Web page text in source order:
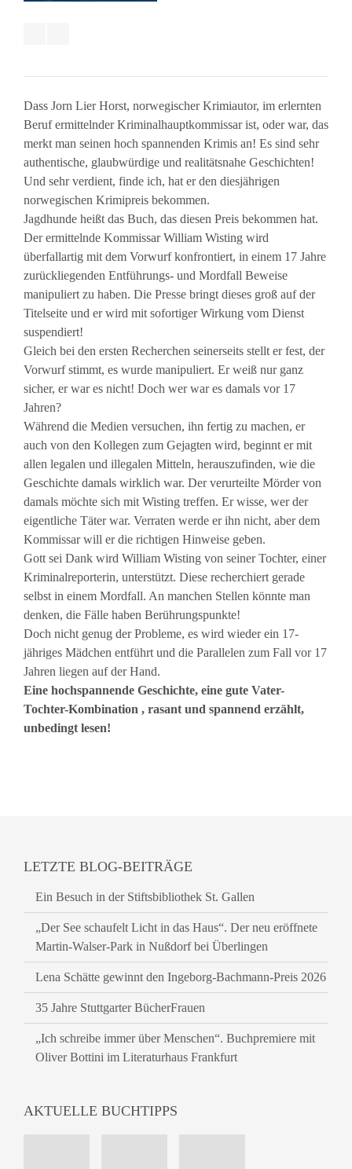
Dass Jorn Lier Horst, norwegischer Krimiautor, im erlernten
Beruf ermittelnder Kriminalhauptkommissar ist, oder war, das
merkt man seinen hoch spannenden Krimis an! Es sind sehr
authentische, glaubwürdige und realitätsnahe Geschichten!
Und sehr verdient, finde ich, hat er den diesjährigen
norwegischen Krimipreis bekommen.
Jagdhunde heißt das Buch, das diesen Preis bekommen hat.
Der ermittelnde Kommissar William Wisting wird
überfallartig mit dem Vorwurf konfrontiert, in einem 17 Jahre
zurückliegenden Entführungs- und Mordfall Beweise
manipuliert zu haben. Die Presse bringt dieses groß auf der
Titelseite und er wird mit sofortiger Wirkung vom Dienst
suspendiert!
Gleich bei den ersten Recherchen seinerseits stellt er fest, der
Vorwurf stimmt, es wurde manipuliert. Er weiß nur ganz
sicher, er war es nicht! Doch wer war es damals vor 17
Jahren?
Während die Medien versuchen, ihn fertig zu machen, er
auch von den Kollegen zum Gejagten wird, beginnt er mit
allen legalen und illegalen Mitteln, herauszufinden, wie die
Geschichte damals wirklich war. Der verurteilte Mörder von
damals möchte sich mit Wisting treffen. Er wisse, wer der
eigentliche Täter war. Verraten werde er ihn nicht, aber dem
Kommissar will er die richtigen Hinweise geben.
Gott sei Dank wird William Wisting von seiner Tochter, einer
Kriminalreporterin, unterstützt. Diese recherchiert gerade
selbst in einem Mordfall. An manchen Stellen könnte man
denken, die Fälle haben Berührungspunkte!
Doch nicht genug der Probleme, es wird wieder ein 17-
jähriges Mädchen entführt und die Parallelen zum Fall vor 17
Jahren liegen auf der Hand.
Eine hochspannende Geschichte, eine gute Vater-
Tochter-Kombination , rasant und spannend erzählt,
unbedingt lesen!
LETZTE BLOG-BEITRÄGE
Ein Besuch in der Stiftsbibliothek St. Gallen
„Der See schaufelt Licht in das Haus“. Der neu eröffnete
Martin-Walser-Park in Nußdorf bei Überlingen
Lena Schätte gewinnt den Ingeborg-Bachmann-Preis 2026
35 Jahre Stuttgarter BücherFrauen
„Ich schreibe immer über Menschen“. Buchpremiere mit
Oliver Bottini im Literaturhaus Frankfurt
AKTUELLE BUCHTIPPS